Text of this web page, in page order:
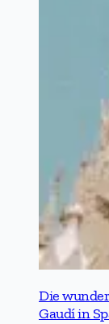
Die
Gaudí in